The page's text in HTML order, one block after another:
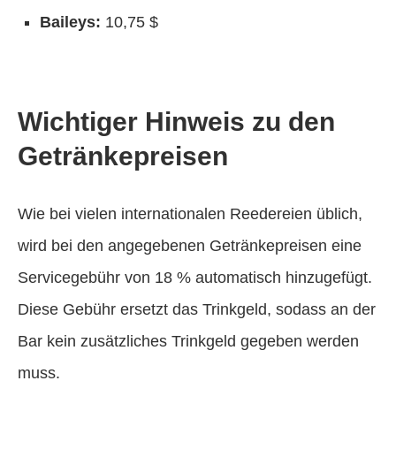
Baileys: 10,75 $
Wichtiger Hinweis zu den
Getränkepreisen
Wie bei vielen internationalen Reedereien üblich,
wird bei den angegebenen Getränkepreisen eine
Servicegebühr von 18 % automatisch hinzugefügt.
Diese Gebühr ersetzt das Trinkgeld, sodass an der
Bar kein zusätzliches Trinkgeld gegeben werden
muss.